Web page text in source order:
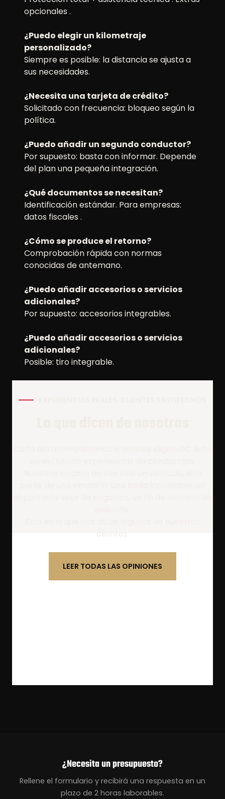
opcionales .
¿Puedo elegir un kilometraje
personalizado?
Siempre es posible: la distancia se ajusta a
sus necesidades.
¿Necesita una tarjeta de crédito?
Solicitado con frecuencia: bloqueo según la
política.
¿Puedo añadir un segundo conductor?
Por supuesto: basta con informar. Depende
del plan una pequeña integración.
¿Qué documentos se necesitan?
Identificación estándar. Para empresas:
datos fiscales .
¿Cómo se produce el retorno?
Comprobación rápida con normas
conocidas de antemano.
¿Puedo añadir accesorios o servicios
adicionales?
Por supuesto: accesorios integrables.
¿Puedo añadir accesorios o servicios
adicionales?
Posible: tiro integrable.
LEER TODAS LAS OPINIONES
¿Necesita un presupuesto?
Rellene el formulario y recibirá una respuesta en un
plazo de 2 horas laborables.